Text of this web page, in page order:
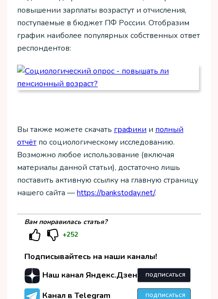
повышении зарплаты возрастут и отчисления,
поступаемые в бюджет ПФ России. Отобразим
график наиболее популярных собственных ответ
респондентов:
Вы также можете скачать графики и полный
отчёт по социологическому исследованию.
Возможно любое использование (включая
материалы данной статьи), достаточно лишь
поставить активную ссылку на главную страницу
нашего сайта —https://bankstoday.net/.
Вам понравилась статья?
+252
Подписывайтесь на наши каналы!
Наш канал Яндекс.Дзен
ПОДПИСАТЬСЯ
Канал в Telegram ПОДПИСАТЬСЯ